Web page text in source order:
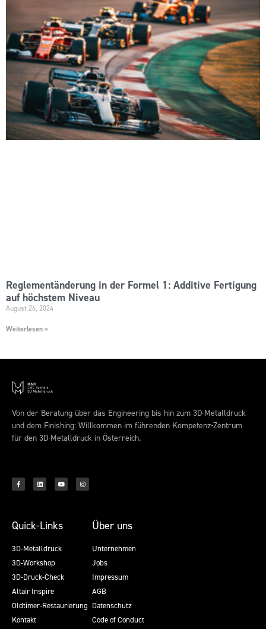
Reglementänderung in der Formel 1: Additive Fertigung
auf höchstem Niveau
August 26, 2024
Weiterlesen »
Von der Beratung über das Engineering bis hin zum 3D-Metalldruck
und dem Finishing: Willkommen im führenden Kompetenz-Zentrum
für den 3D-Metalldruck in Österreich.
Quick-Links
3D-Metalldruck
3D-Workshop
3D-Druck-Check
Altair Inspire
Oldtimer-Restaurierung
Kontakt
Über uns
Unternehmen
Jobs
Impressum
AGB
Datenschutz
Code of Conduct